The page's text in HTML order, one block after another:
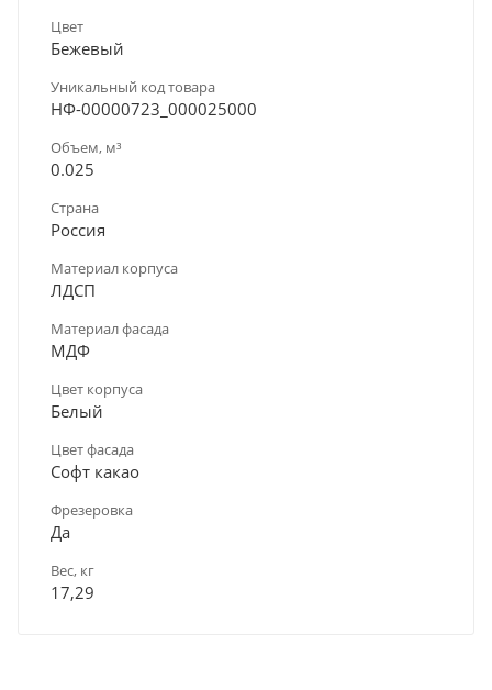
Цвет
Бежевый
Уникальный код товара
НФ-00000723_000025000
Объем, м³
0.025
Страна
Россия
Материал корпуса
ЛДСП
Материал фасада
МДФ
Цвет корпуса
Белый
Цвет фасада
Софт какао
Фрезеровка
Да
Вес, кг
17,29